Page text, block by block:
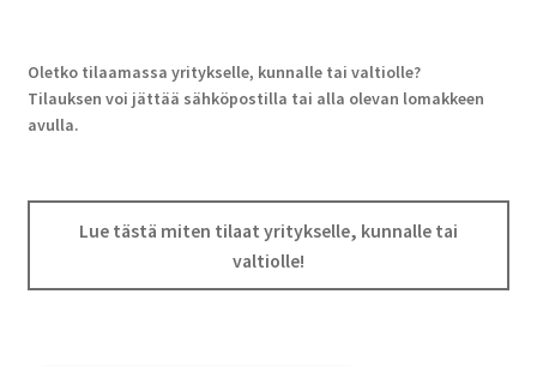
Oletko tilaamassa yritykselle, kunnalle tai valtiolle?
Tilauksen voi jättää sähköpostilla tai alla olevan lomakkeen
avulla.
Lue tästä miten tilaat yritykselle, kunnalle tai
valtiolle!